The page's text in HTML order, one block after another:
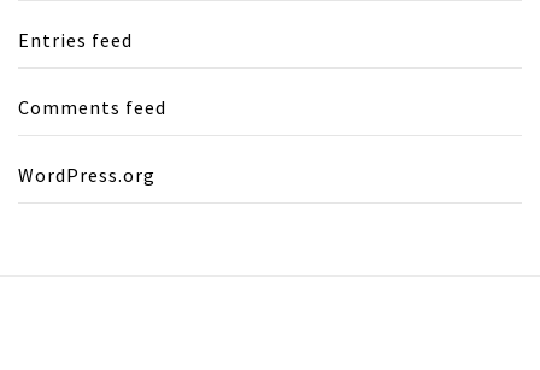
Entries feed
Comments feed
WordPress.org